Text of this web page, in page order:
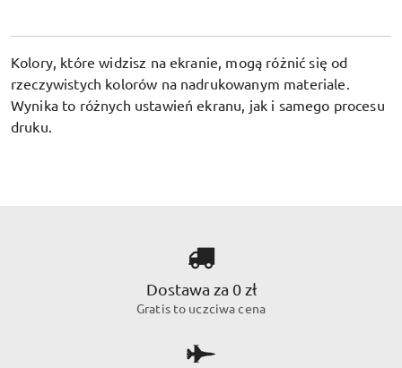
Kolory, które widzisz na ekranie, mogą różnić się od
rzeczywistych kolorów na nadrukowanym materiale.
Wynika to różnych ustawień ekranu, jak i samego procesu
druku.
Dostawa za 0 zł
Gratis to uczciwa cena